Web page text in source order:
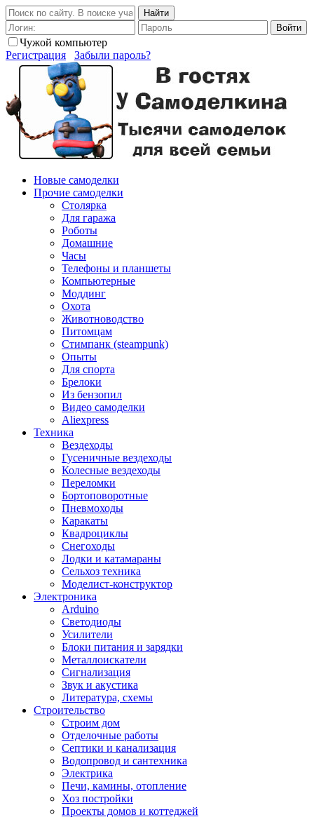
Найти
Войти
Чужой компьютер
Регистрация
Забыли пароль?
Новые самоделки
Прочие самоделки
Столярка
Для гаража
Роботы
Домашние
Часы
Телефоны и планшеты
Компьютерные
Моддинг
Охота
Животноводство
Питомцам
Стимпанк (steampunk)
Опыты
Для спорта
Брелоки
Из бензопил
Видео самоделки
Aliexpress
Техника
Вездеходы
Гусеничные вездеходы
Колесные вездеходы
Переломки
Бортоповоротные
Пневмоходы
Каракаты
Квадроциклы
Снегоходы
Лодки и катамараны
Сельхоз техника
Моделист-конструктор
Электроника
Arduino
Светодиоды
Усилители
Блоки питания и зарядки
Металлоискатели
Сигнализация
Звук и акустика
Литература, схемы
Строительство
Строим дом
Отделочные работы
Септики и канализация
Водопровод и сантехника
Электрика
Печи, камины, отопление
Хоз постройки
Проекты домов и коттеджей